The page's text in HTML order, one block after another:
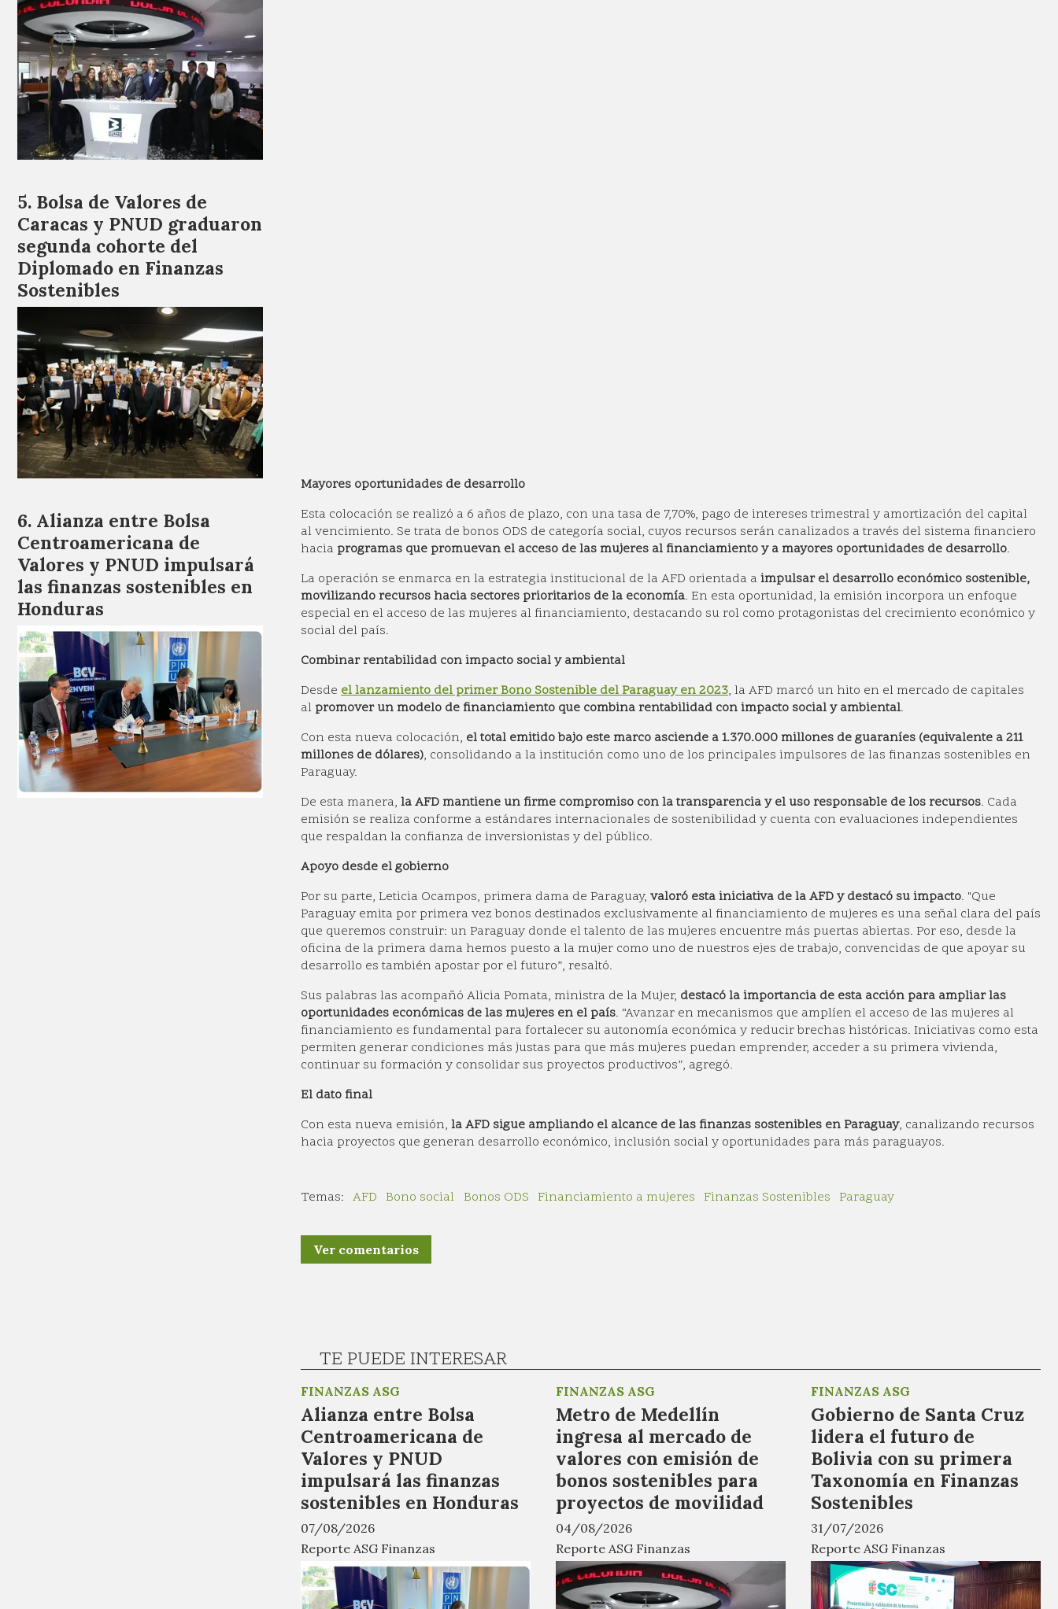
Mayores oportunidades de desarrollo
Esta colocación se realizó a 6 años de plazo, con una tasa de 7,70%, pago de intereses trimestral y amortización del capital
al vencimiento. Se trata de bonos ODS de categoría social, cuyos recursos serán canalizados a través del sistema financiero
hacia programas que promuevan el acceso de las mujeres al financiamiento y a mayores oportunidades de desarrollo.
La operación se enmarca en la estrategia institucional de la AFD orientada a impulsar el desarrollo económico sostenible,
movilizando recursos hacia sectores prioritarios de la economía. En esta oportunidad, la emisión incorpora un enfoque
especial en el acceso de las mujeres al financiamiento, destacando su rol como protagonistas del crecimiento económico y
social del país.
Combinar rentabilidad con impacto social y ambiental
Desde el lanzamiento del primer Bono Sostenible del Paraguay en 2023, la AFD marcó un hito en el mercado de capitales
al promover un modelo de financiamiento que combina rentabilidad con impacto social y ambiental.
Con esta nueva colocación, el total emitido bajo este marco asciende a 1.370.000 millones de guaraníes (equivalente a 211
millones de dólares), consolidando a la institución como uno de los principales impulsores de las finanzas sostenibles en
Paraguay.
De esta manera, la AFD mantiene un firme compromiso con la transparencia y el uso responsable de los recursos. Cada
emisión se realiza conforme a estándares internacionales de sostenibilidad y cuenta con evaluaciones independientes
que respaldan la confianza de inversionistas y del público.
Apoyo desde el gobierno
Por su parte, Leticia Ocampos, primera dama de Paraguay, valoró esta iniciativa de la AFD y destacó su impacto. ​​"Que
Paraguay emita por primera vez bonos destinados exclusivamente al financiamiento de mujeres es una señal clara del país
que queremos construir: un Paraguay donde el talento de las mujeres encuentre más puertas abiertas. Por eso, desde la
oficina de la primera dama hemos puesto a la mujer como uno de nuestros ejes de trabajo, convencidas de que apoyar su
desarrollo es también apostar por el futuro”, resaltó.
Sus palabras las acompañó Alicia Pomata, ministra de la Mujer, destacó la importancia de esta acción para ampliar las
oportunidades económicas de las mujeres en el país. “Avanzar en mecanismos que amplíen el acceso de las mujeres al
financiamiento es fundamental para fortalecer su autonomía económica y reducir brechas históricas. Iniciativas como esta
permiten generar condiciones más justas para que más mujeres puedan emprender, acceder a su primera vivienda,
continuar su formación y consolidar sus proyectos productivos”, agregó.
El dato final
Con esta nueva emisión, la AFD sigue ampliando el alcance de las finanzas sostenibles en Paraguay, canalizando recursos
hacia proyectos que generan desarrollo económico, inclusión social y oportunidades para más paraguayos.
AFD Bono social Bonos ODS Financiamiento a mujeres Finanzas Sostenibles Paraguay
Ver comentarios
TE PUEDE INTERESAR
Alianza entre Bolsa
Centroamericana de
Valores y PNUD
impulsará las finanzas
sostenibles en Honduras
Reporte ASG Finanzas
FINANZAS ASG
07/08/2026
Metro de Medellín
ingresa al mercado de
valores con emisión de
bonos sostenibles para
proyectos de movilidad
Reporte ASG Finanzas
FINANZAS ASG
04/08/2026
Gobierno de Santa Cruz
lidera el futuro de
Bolivia con su primera
Taxonomía en Finanzas
Sostenibles
Reporte ASG Finanzas
FINANZAS ASG
31/07/2026
Bolsa de Valores de
Caracas y PNUD graduaron
segunda cohorte del
Diplomado en Finanzas
Sostenibles
Alianza entre Bolsa
Centroamericana de
Valores y PNUD impulsará
las finanzas sostenibles en
Honduras